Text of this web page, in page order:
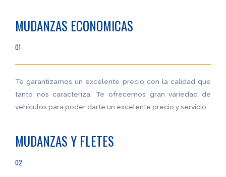
MUDANZAS ECONOMICAS
01
Te garantizamos un excelente precio con la calidad que
tanto nos caracteriza. Te ofrecemos gran variedad de
vehículos para poder darte un excelente precio y servicio.
MUDANZAS Y FLETES
02